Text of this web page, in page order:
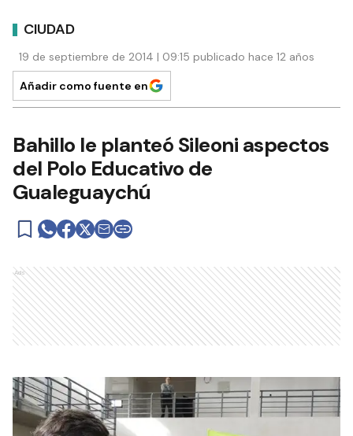
CIUDAD
19 de septiembre de 2014 | 09:15 publicado hace 12 años
Añadir como fuente en
Bahillo le planteó Sileoni aspectos
del Polo Educativo de
Gualeguaychú
Ads